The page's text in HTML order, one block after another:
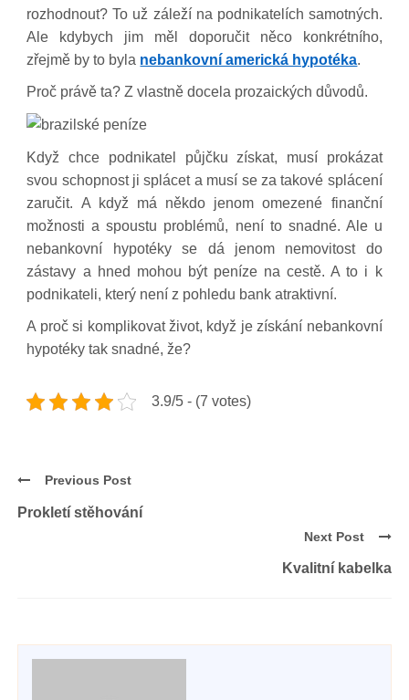
rozhodnout? To už záleží na podnikatelích samotných.
Ale kdybych jim měl doporučit něco konkrétního,
zřejmě by to byla nebankovní americká hypotéka.
Proč právě ta? Z vlastně docela prozaických důvodů.
Když chce podnikatel půjčku získat, musí prokázat
svou schopnost ji splácet a musí se za takové splácení
zaručit. A když má někdo jenom omezené finanční
možnosti a spoustu problémů, není to snadné. Ale u
nebankovní hypotéky se dá jenom nemovitost do
zástavy a hned mohou být peníze na cestě. A to i k
podnikateli, který není z pohledu bank atraktivní.
A proč si komplikovat život, když je získání nebankovní
hypotéky tak snadné, že?
3.9/5 - (7 votes)
Previous Post
Prokletí stěhování
Next Post
Kvalitní kabelka